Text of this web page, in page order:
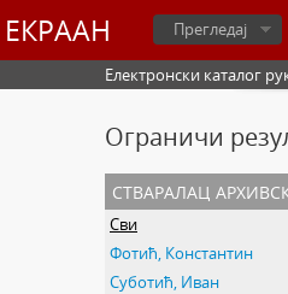
ЕКРААН Прегледај
Електронски каталог
Ограничи
стваралац
Сви
Фотић, Константин
Суботић, Иван